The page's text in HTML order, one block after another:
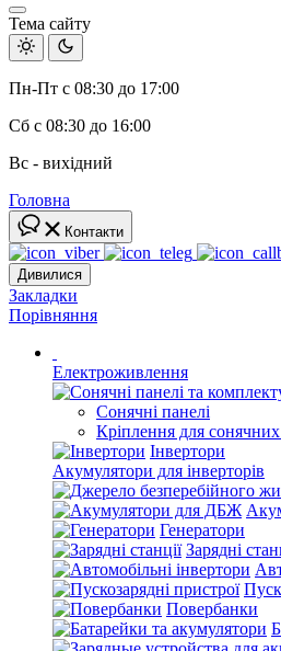
Тема сайту
Пн-Пт с 08:30 до 17:00
Сб с 08:30 до 16:00
Вс - вихідний
Головна
Контакти
Дивилися
Закладки
Порівняння
Електроживлення
Сонячні панелі
Кріплення для
Інвертори
Акумулятори для інверторів
Генератори
Зарядні
Повербанки